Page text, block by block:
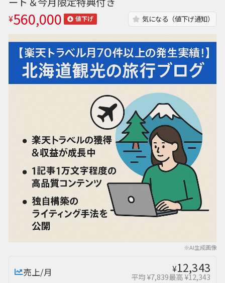
※AI生成画像
¥560,000 値下げ 気になる（値下げ通知）
売上/月 ¥12,343
平均 ¥7,839最高 ¥12,343